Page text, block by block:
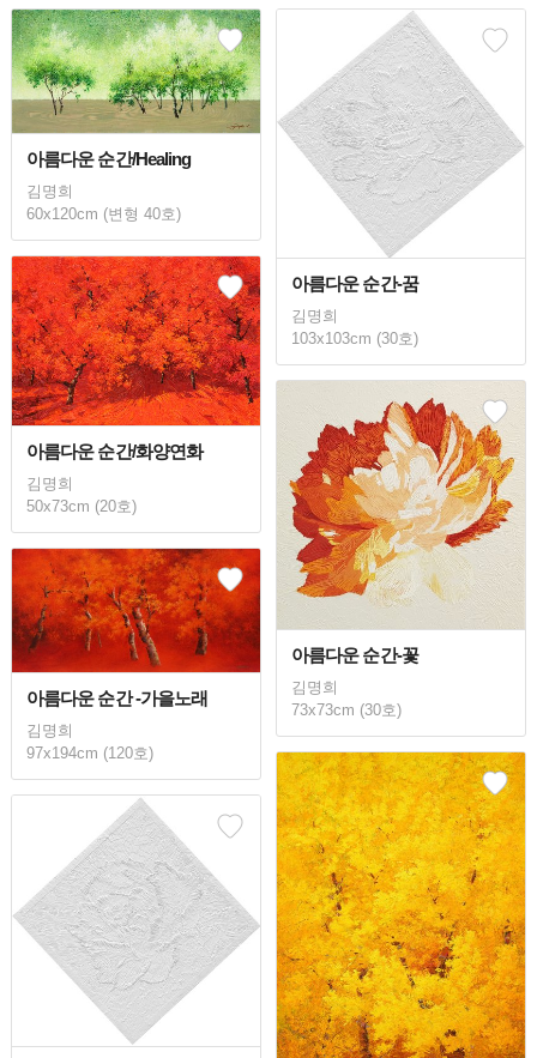
아름다운 순간/Healing
김명희
60x120cm (변형 40호)
아름다운 순간-꿈
김명희
103x103cm (30호)
아름다운 순간/화양연화
김명희
50x73cm (20호)
아름다운 순간-꽃
김명희
73x73cm (30호)
아름다운 순간 -가을노래
김명희
97x194cm (120호)